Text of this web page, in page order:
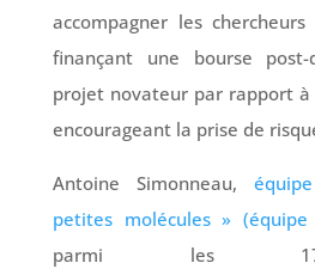
accompagner les
finançant une bourse
projet novateur par rapport à
encourageant la prise de
Antoine Simonneau,
petites molécules » (équipe
parmi les 17